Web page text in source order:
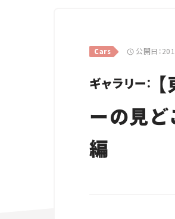
Cars 公開日：
ギャラリー：
ーの見ど
編